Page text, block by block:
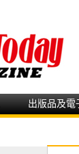
出版品及電